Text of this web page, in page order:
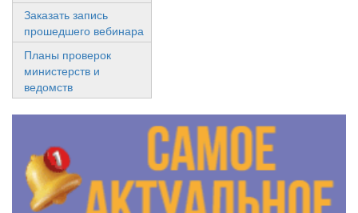
Заказать запись
прошедшего вебинара
Планы проверок
министерств и
ведомств